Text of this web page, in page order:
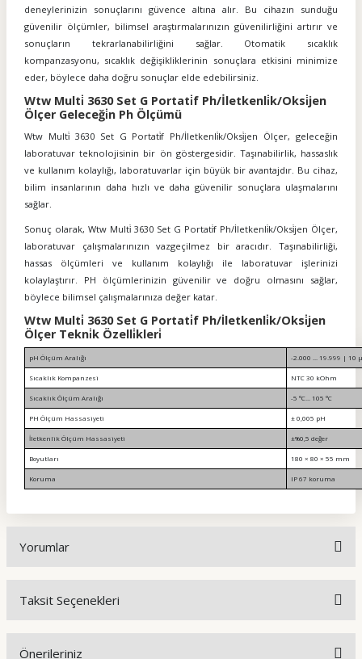
deneylerinizin sonuçlarını güvence altına alır. Bu cihazın sunduğu
güvenilir ölçümler, bilimsel araştırmalarınızın güvenilirliğini artırır ve
sonuçların tekrarlanabilirliğini sağlar. Otomatik sıcaklık
kompanzasyonu, sıcaklık değişikliklerinin sonuçlara etkisini minimize
eder, böylece daha doğru sonuçlar elde edebilirsiniz.
Wtw Multi̇ 3630 Set G Portati̇f Ph/İletkenli̇k/Oksi̇jen
Ölçer Geleceği̇n Ph Ölçümü
Wtw Multi̇ 3630 Set G Portati̇f Ph/İletkenli̇k/Oksi̇jen Ölçer, geleceğin
laboratuvar teknolojisinin bir ön göstergesidir. Taşınabilirlik, hassaslık
ve kullanım kolaylığı, laboratuvarlar için büyük bir avantajdır. Bu cihaz,
bilim insanlarının daha hızlı ve daha güvenilir sonuçlara ulaşmalarını
sağlar.
Sonuç olarak, Wtw Multi̇ 3630 Set G Portati̇f Ph/İletkenli̇k/Oksi̇jen Ölçer,
laboratuvar çalışmalarınızın vazgeçilmez bir aracıdır. Taşınabilirliği,
hassas ölçümleri ve kullanım kolaylığı ile laboratuvar işlerinizi
kolaylaştırır. PH ölçümlerinizin güvenilir ve doğru olmasını sağlar,
böylece bilimsel çalışmalarınıza değer katar.
Wtw Multi̇ 3630 Set G Portati̇f Ph/İletkenli̇k/Oksi̇jen
Ölçer Tekni̇k Özelli̇kleri̇
pH Ölçüm Aralığı -2.000 ... 19.999 | 10
Sıcaklık Kompanzesi NTC 30 kOhm
Sıcaklık Ölçüm Aralığı -5 °C... 105 °C
PH Ölçüm Hassasiyeti ± 0,005 pH
İletkenlik Ölçüm Hassasiyeti ±%0,5 değer
Boyutları 180 × 80 × 55 mm
Koruma IP 67 koruma
Yorumlar
Taksit Seçenekleri
Önerileriniz